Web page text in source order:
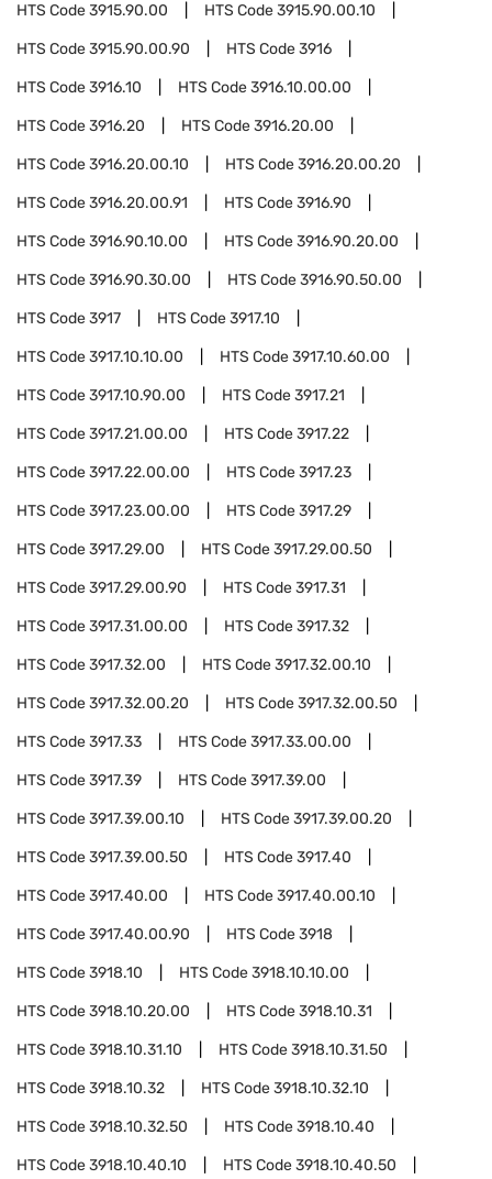
HTS Code3915.90.00 HTS Code3915.90.00.10
HTS Code3915.90.00.90 HTS Code3916
HTS Code3916.10 HTS Code3916.10.00.00
HTS Code3916.20 HTS Code3916.20.00
HTS Code3916.20.00.10 HTS Code3916.20.00.20
HTS Code3916.20.00.91 HTS Code3916.90
HTS Code3916.90.10.00 HTS Code3916.90.20.00
HTS Code3916.90.30.00 HTS Code3916.90.50.00
HTS Code3917 HTS Code3917.10
HTS Code3917.10.10.00 HTS Code3917.10.60.00
HTS Code3917.10.90.00 HTS Code3917.21
HTS Code3917.21.00.00 HTS Code3917.22
HTS Code3917.22.00.00 HTS Code3917.23
HTS Code3917.23.00.00 HTS Code3917.29
HTS Code3917.29.00 HTS Code3917.29.00.50
HTS Code3917.29.00.90 HTS Code3917.31
HTS Code3917.31.00.00 HTS Code3917.32
HTS Code3917.32.00 HTS Code3917.32.00.10
HTS Code3917.32.00.20 HTS Code3917.32.00.50
HTS Code3917.33 HTS Code3917.33.00.00
HTS Code3917.39 HTS Code3917.39.00
HTS Code3917.39.00.10 HTS Code3917.39.00.20
HTS Code3917.39.00.50 HTS Code3917.40
HTS Code3917.40.00 HTS Code3917.40.00.10
HTS Code3917.40.00.90 HTS Code3918
HTS Code3918.10 HTS Code3918.10.10.00
HTS Code3918.10.20.00 HTS Code3918.10.31
HTS Code3918.10.31.10 HTS Code3918.10.31.50
HTS Code3918.10.32 HTS Code3918.10.32.10
HTS Code3918.10.32.50 HTS Code3918.10.40
HTS Code3918.10.40.10 HTS Code3918.10.40.50